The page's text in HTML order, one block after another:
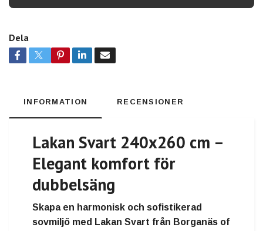
Dela
INFORMATION RECENSIONER
Lakan Svart 240x260 cm –
Elegant komfort för
dubbelsäng
Skapa en harmonisk och sofistikerad
sovmiljö med Lakan Svart från Borganäs of